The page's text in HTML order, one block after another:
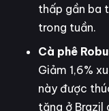
thấp gần ba
trong tuần.
Cà phê
Giảm 1,6%
này được
tăng ở Brazil